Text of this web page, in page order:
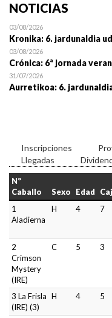
NOTICIAS
03/08/2026
Kronika: 6. jardunaldia
03/08/2026
Crónica: 6ª jornada
31/07/2026
Aurretikoa: 6.
Inscripciones
Llegadas
Nº
Caballo
Sexo Edad
1
Aladierna
H 4 7
2
Crimson
Mystery
(IRE)
C 5 3
3 La Frisla
(IRE) (3)
H 4 5